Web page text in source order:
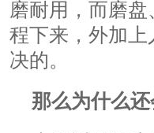
磨耐用，而磨
程下来，外加
决的。
那么为什么